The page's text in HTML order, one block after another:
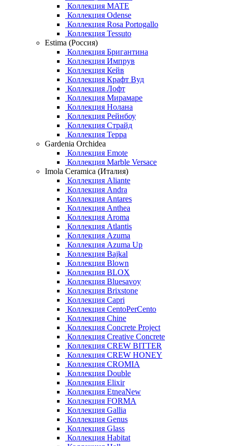
Коллекция MATE
Коллекция Odense
Коллекция Rosa Portogallo
Коллекция Tessuto
Estima (Россия)
Коллекция Бригантина
Коллекция Импрув
Коллекция Кейв
Коллекция Крафт Вуд
Коллекция Лофт
Коллекция Мирамаре
Коллекция Нолана
Коллекция Рейнбоу
Коллекция Страйд
Коллекция Терра
Gardenia Orchidea
Коллекция Emote
Коллекция Marble Versace
Imola Ceramica (Италия)
Коллекция Aliante
Коллекция Andra
Коллекция Antares
Коллекция Anthea
Коллекция Aroma
Коллекция Atlantis
Коллекция Azuma
Коллекция Azuma Up
Коллекция Bajkal
Коллекция Blown
Коллекция BLOX
Коллекция Bluesavoy
Коллекция Brixstone
Коллекция Capri
Коллекция CentoPerCento
Коллекция Chine
Коллекция Concrete Project
Коллекция Creative Concrete
Коллекция CREW BITTER
Коллекция CREW HONEY
Коллекция CROMIA
Коллекция Double
Коллекция Elixir
Коллекция EtneaNew
Коллекция FORMA
Коллекция Gallia
Коллекция Genus
Коллекция Glass
Коллекция Habitat